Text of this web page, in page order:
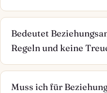
Bedeutet
Regeln und keine
Muss ich für